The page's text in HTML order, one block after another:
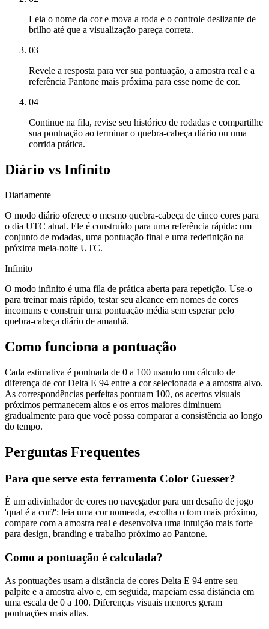
Leia o nome da cor e mova a roda e o controle deslizante de
brilho até que a visualização pareça correta.
03
Revele a resposta para ver sua pontuação, a amostra real e a
referência Pantone mais próxima para esse nome de cor.
04
Continue na fila, revise seu histórico de rodadas e compartilhe
sua pontuação ao terminar o quebra-cabeça diário ou uma
corrida prática.
Diário vs Infinito
Diariamente
O modo diário oferece o mesmo quebra-cabeça de cinco cores para
o dia UTC atual. Ele é construído para uma referência rápida: um
conjunto de rodadas, uma pontuação final e uma redefinição na
próxima meia-noite UTC.
Infinito
O modo infinito é uma fila de prática aberta para repetição. Use-o
para treinar mais rápido, testar seu alcance em nomes de cores
incomuns e construir uma pontuação média sem esperar pelo
quebra-cabeça diário de amanhã.
Como funciona a pontuação
Cada estimativa é pontuada de 0 a 100 usando um cálculo de
diferença de cor Delta E 94 entre a cor selecionada e a amostra alvo.
As correspondências perfeitas pontuam 100, os acertos visuais
próximos permanecem altos e os erros maiores diminuem
gradualmente para que você possa comparar a consistência ao longo
do tempo.
Perguntas Frequentes
Para que serve esta ferramenta Color Guesser?
É um adivinhador de cores no navegador para um desafio de jogo
'qual é a cor?': leia uma cor nomeada, escolha o tom mais próximo,
compare com a amostra real e desenvolva uma intuição mais forte
para design, branding e trabalho próximo ao Pantone.
Como a pontuação é calculada?
As pontuações usam a distância de cores Delta E 94 entre seu
palpite e a amostra alvo e, em seguida, mapeiam essa distância em
uma escala de 0 a 100. Diferenças visuais menores geram
pontuações mais altas.